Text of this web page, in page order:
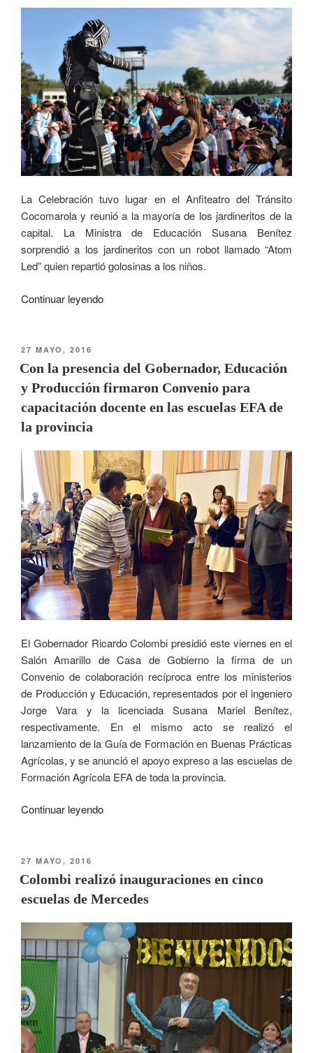
La Celebración tuvo lugar en el Anfiteatro del Tránsito
Cocomarola y reunió a la mayoría de los jardineritos de la
capital. La Ministra de Educación Susana Benítez
sorprendió a los jardineritos con un robot llamado “Atom
Led” quien repartió golosinas a los niños.
Continuar leyendo
27 MAYO, 2016
Con la presencia del Gobernador, Educación
y Producción firmaron Convenio para
capacitación docente en las escuelas EFA de
la provincia
El Gobernador Ricardo Colombi presidió este viernes en el
Salón Amarillo de Casa de Gobierno la firma de un
Convenio de colaboración recíproca entre los ministerios
de Producción y Educación, representados por el ingeniero
Jorge Vara y la licenciada Susana Mariel Benítez,
respectivamente. En el mismo acto se realizó el
lanzamiento de la Guía de Formación en Buenas Prácticas
Agrícolas, y se anunció el apoyo expreso a las escuelas de
Formación Agrícola EFA de toda la provincia.
Continuar leyendo
27 MAYO, 2016
Colombi realizó inauguraciones en cinco
escuelas de Mercedes